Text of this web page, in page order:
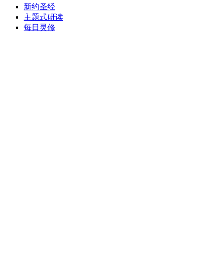
新约圣经
主题式研读
每日灵修